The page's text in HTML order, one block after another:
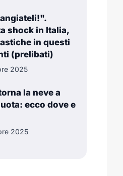
shock in Italia,
in questi
(prelibati)
2025
la neve a
ecco dove e
2025